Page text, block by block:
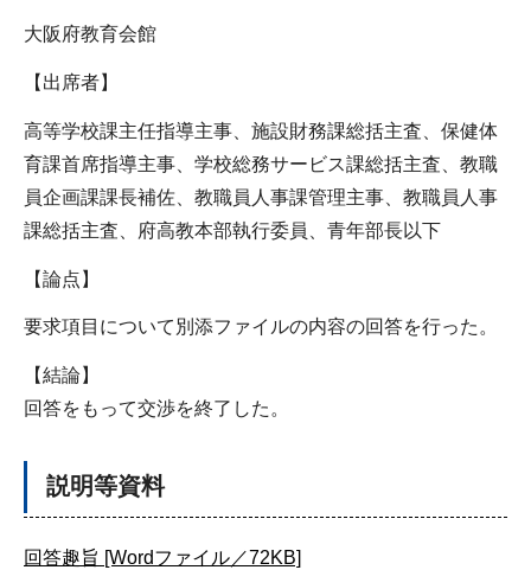
大阪府教育会館
【出席者】
高等学校課主任指導主事、施設財務課総括主査、保健体
育課首席指導主事、学校総務サービス課総括主査、教職
員企画課課長補佐、教職員人事課管理主事、教職員人事
課総括主査、府高教本部執行委員、青年部長以下
【論点】
要求項目について別添ファイルの内容の回答を行った。
【結論】
回答をもって交渉を終了した。
説明等資料
回答趣旨 [Wordファイル／72KB]